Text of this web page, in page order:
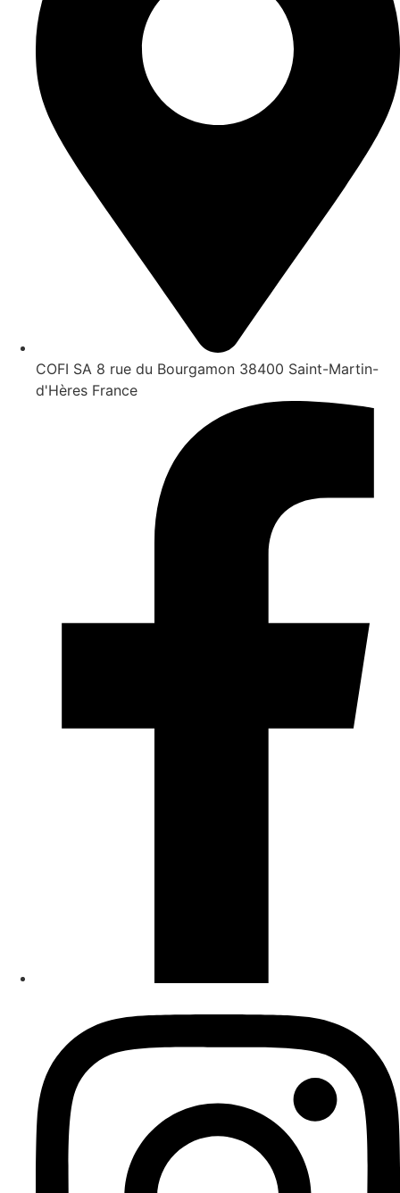
COFI SA 8 rue du Bourgamon 38400 Saint-Martin-
d'Hères France